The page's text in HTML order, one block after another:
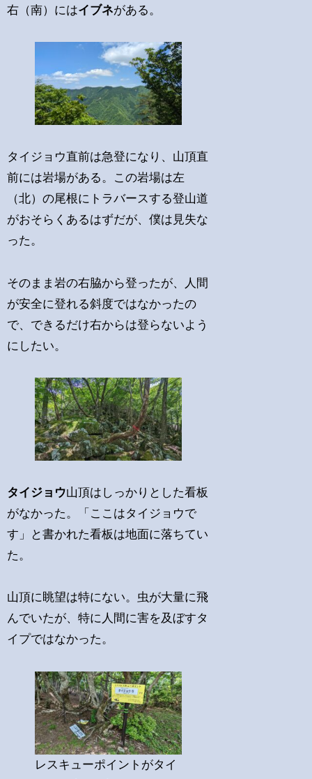
右（南）にはイブネがある。
タイジョウ直前は急登になり、山頂直
前には岩場がある。この岩場は左
（北）の尾根にトラバースする登山道
がおそらくあるはずだが、僕は見失な
った。
そのまま岩の右脇から登ったが、人間
が安全に登れる斜度ではなかったの
で、できるだけ右からは登らないよう
にしたい。
タイジョウ山頂はしっかりとした看板
がなかった。「ここはタイジョウで
す」と書かれた看板は地面に落ちてい
た。
山頂に眺望は特にない。虫が大量に飛
んでいたが、特に人間に害を及ぼすタ
イプではなかった。
レスキューポイントがタイ